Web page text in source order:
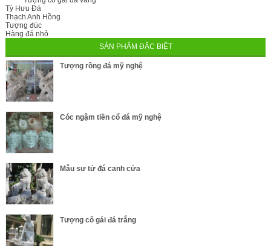
Tỳ Hưu Đá
Thạch Anh Hồng
Tượng đúc
Hàng đá nhỏ
SẢN PHẨM ĐẶC BIỆT
Tượng rồng đá mỹ nghệ
Cóc ngậm tiền cổ đá mỹ nghệ
Mẫu sư tử đá canh cửa
Tượng cô gái đá trắng